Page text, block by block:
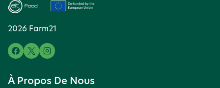
2026 Farm21
À Propos De Nous